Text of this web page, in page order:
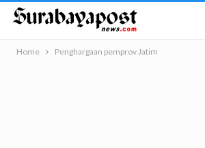
Home Penghargaan pemprov Jatim